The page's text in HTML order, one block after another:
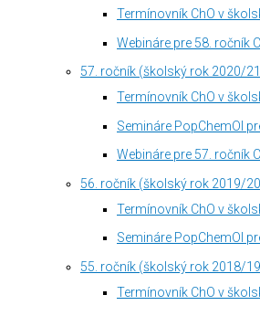
Termínovník ChO v
Webináre pre 58. ročník
57. ročník (školský rok 2020/
Termínovník ChO v
Semináre PopChemOl
Webináre pre 57. ročník
56. ročník (školský rok 2019/
Termínovník ChO v
Semináre PopChemOl
55. ročník (školský rok 2018/
Termínovník ChO v